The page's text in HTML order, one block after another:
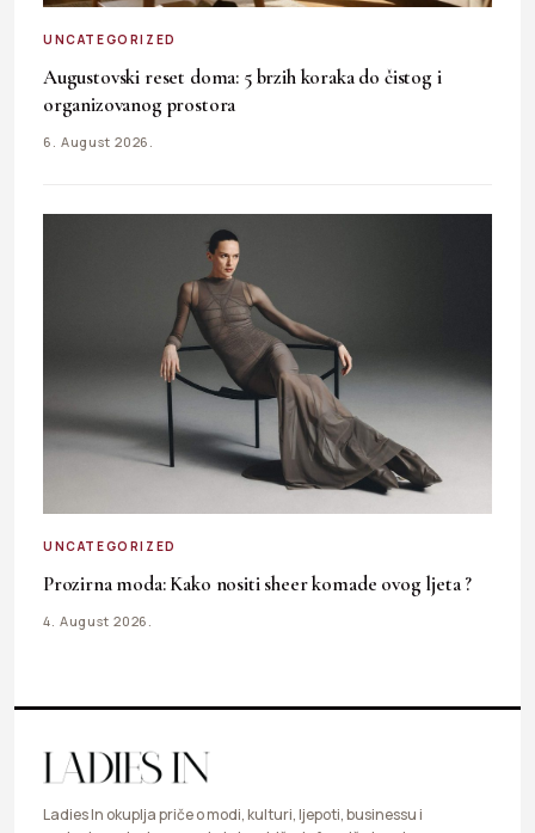
UNCATEGORIZED
Augustovski reset doma: 5 brzih koraka do čistog i
organizovanog prostora
6. August 2026.
UNCATEGORIZED
Prozirna moda: Kako nositi sheer komade ovog ljeta ?
4. August 2026.
Ladies In okuplja priče o modi, kulturi, ljepoti, businessu i